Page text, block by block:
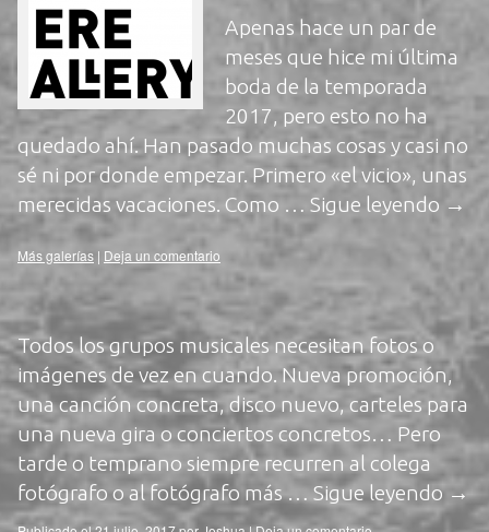
Apenas hace un par de
meses que hice mi última
boda de la temporada
2017, pero esto no ha
quedado ahí. Han pasado muchas cosas y casi no
sé ni por donde empezar. Primero «el vicio», unas
merecidas vacaciones. Como … Sigue leyendo →
Más galerías | Deja un comentario
Todos los grupos musicales necesitan fotos o
imágenes de vez en cuando. Nueva promoción,
una canción concreta, disco nuevo, carteles para
una nueva gira o conciertos concretos… Pero
tarde o temprano siempre recurren al colega
fotógrafo o al fotógrafo más …Sigue leyendo →